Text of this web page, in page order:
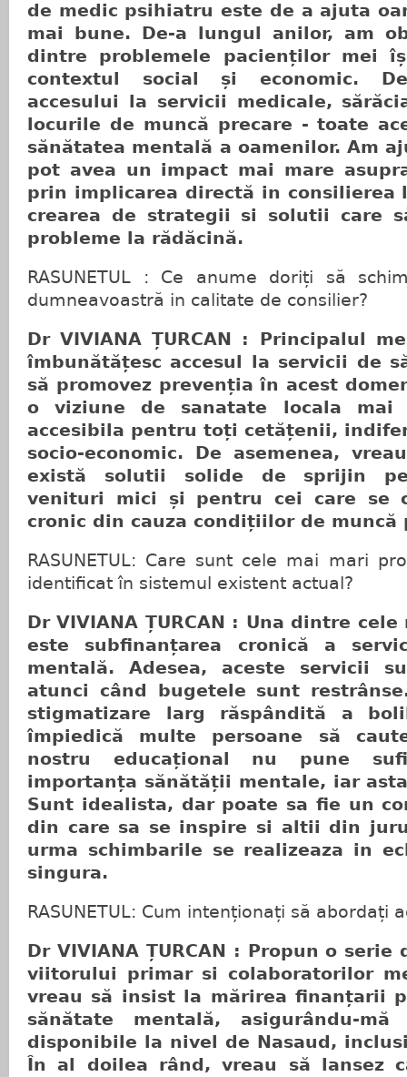
de medic psihiatru este de a ajuta
mai bune. De-a lungul anilor, am
dintre problemele pacienților mei
contextul social și economic.
accesului la servicii medicale,
locurile de muncă precare - toate
sănătatea mentală a oamenilor. Am
pot avea un impact mai mare
prin implicarea directă in consilierea
crearea de strategii si solutii care
probleme la rădăcină.
RASUNETUL : Ce anume doriți să
dumneavoastră in calitate de consilier?
Dr VIVIANA ȚURCAN : Principalul
îmbunătățesc accesul la servicii de
să promovez prevenția în acest
o viziune de sanatate locala mai
accesibila pentru toți cetățenii,
socio-economic. De asemenea,
există solutii solide de sprijin
venituri mici și pentru cei care se
cronic din cauza condițiilor de muncă
RASUNETUL: Care sunt cele mai mari
identificat în sistemul existent actual?
Dr VIVIANA ȚURCAN : Una dintre
este subfinanțarea cronică a
mentală. Adesea, aceste servicii
atunci când bugetele sunt
stigmatizare larg răspândită a
împiedică multe persoane să
nostru educațional nu pune
importanța sănătății mentale, iar
Sunt idealista, dar poate sa fie un
din care sa se inspire si altii din
urma schimbarile se realizeaza in
singura.
RASUNETUL: Cum intenționați să abordați
Dr VIVIANA ȚURCAN : Propun o
viitorului primar si colaboratorilor
vreau să insist la mărirea finanțarii
sănătate mentală, asigurându-
disponibile la nivel de Nasaud,
În al doilea rând, vreau să lansez